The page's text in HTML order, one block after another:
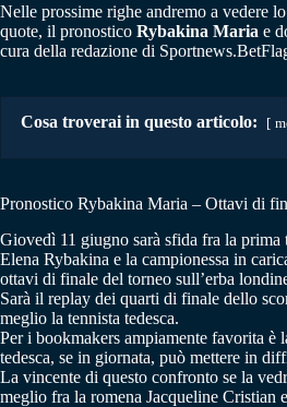
Nelle prossime righe andremo a vedere
quote, il pronostico Rybakina Maria e
cura della redazione di
Cosa troverai in questo articolo:
Pronostico Rybakina Maria – Ottavi di
Giovedì 11 giugno sarà sfida fra la prima
Elena Rybakina e la campionessa in
ottavi di finale del torneo sull’erba
Sarà il replay dei quarti di finale dello
meglio la tennista tedesca.
Per i bookmakers ampiamente favorita è
tedesca, se in giornata, può mettere in
La vincente di questo confronto se la
meglio fra la romena Jacqueline Cristian